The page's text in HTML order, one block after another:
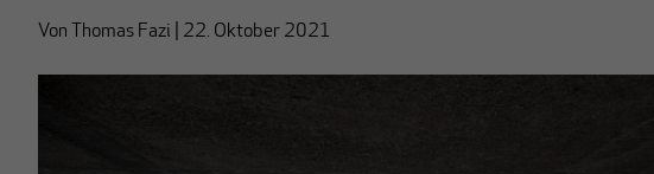
Von Thomas Fazi 22. Oktober 2021